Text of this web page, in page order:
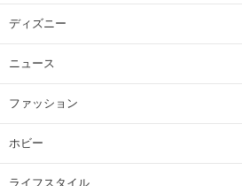
ディズニー
ニュース
ファッション
ホビー
ライフスタイル